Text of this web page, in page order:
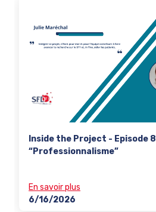
Inside the Project - Episode 8
“Professionnalisme”
En savoir plus
6/16/2026